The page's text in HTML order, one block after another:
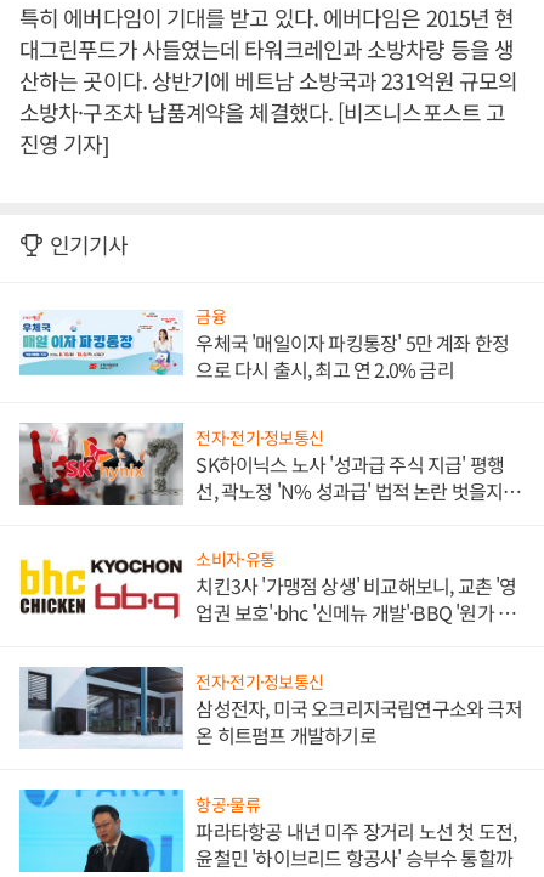
특히 에버다임이 기대를 받고 있다. 에버다임은 2015년 현
대그린푸드가 사들였는데 타워크레인과 소방차량 등을 생
산하는 곳이다. 상반기에 베트남 소방국과 231억원 규모의
소방차·구조차 납품계약을 체결했다. [비즈니스포스트 고
진영 기자]
인기기사
금융
우체국 '매일이자 파킹통장' 5만 계좌 한정
으로 다시 출시, 최고 연 2.0% 금리
전자·전기·정보통신
SK하이닉스 노사 '성과급 주식 지급' 평행
선, 곽노정 'N% 성과급' 법적 논란 벗을지 주
소비자·유통
치킨3사 '가맹점 상생' 비교해보니, 교촌 '영
업권 보호'·bhc '신메뉴 개발'·BBQ '원가 부
전자·전기·정보통신
삼성전자, 미국 오크리지국립연구소와 극저
온 히트펌프 개발하기로
항공·물류
파라타항공 내년 미주 장거리 노선 첫 도전,
윤철민 '하이브리드 항공사' 승부수 통할까